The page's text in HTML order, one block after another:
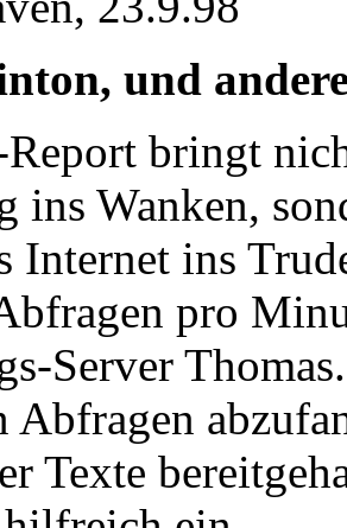
und
bringt
ins Wanken,
Internet ins
pro
Server
Texte